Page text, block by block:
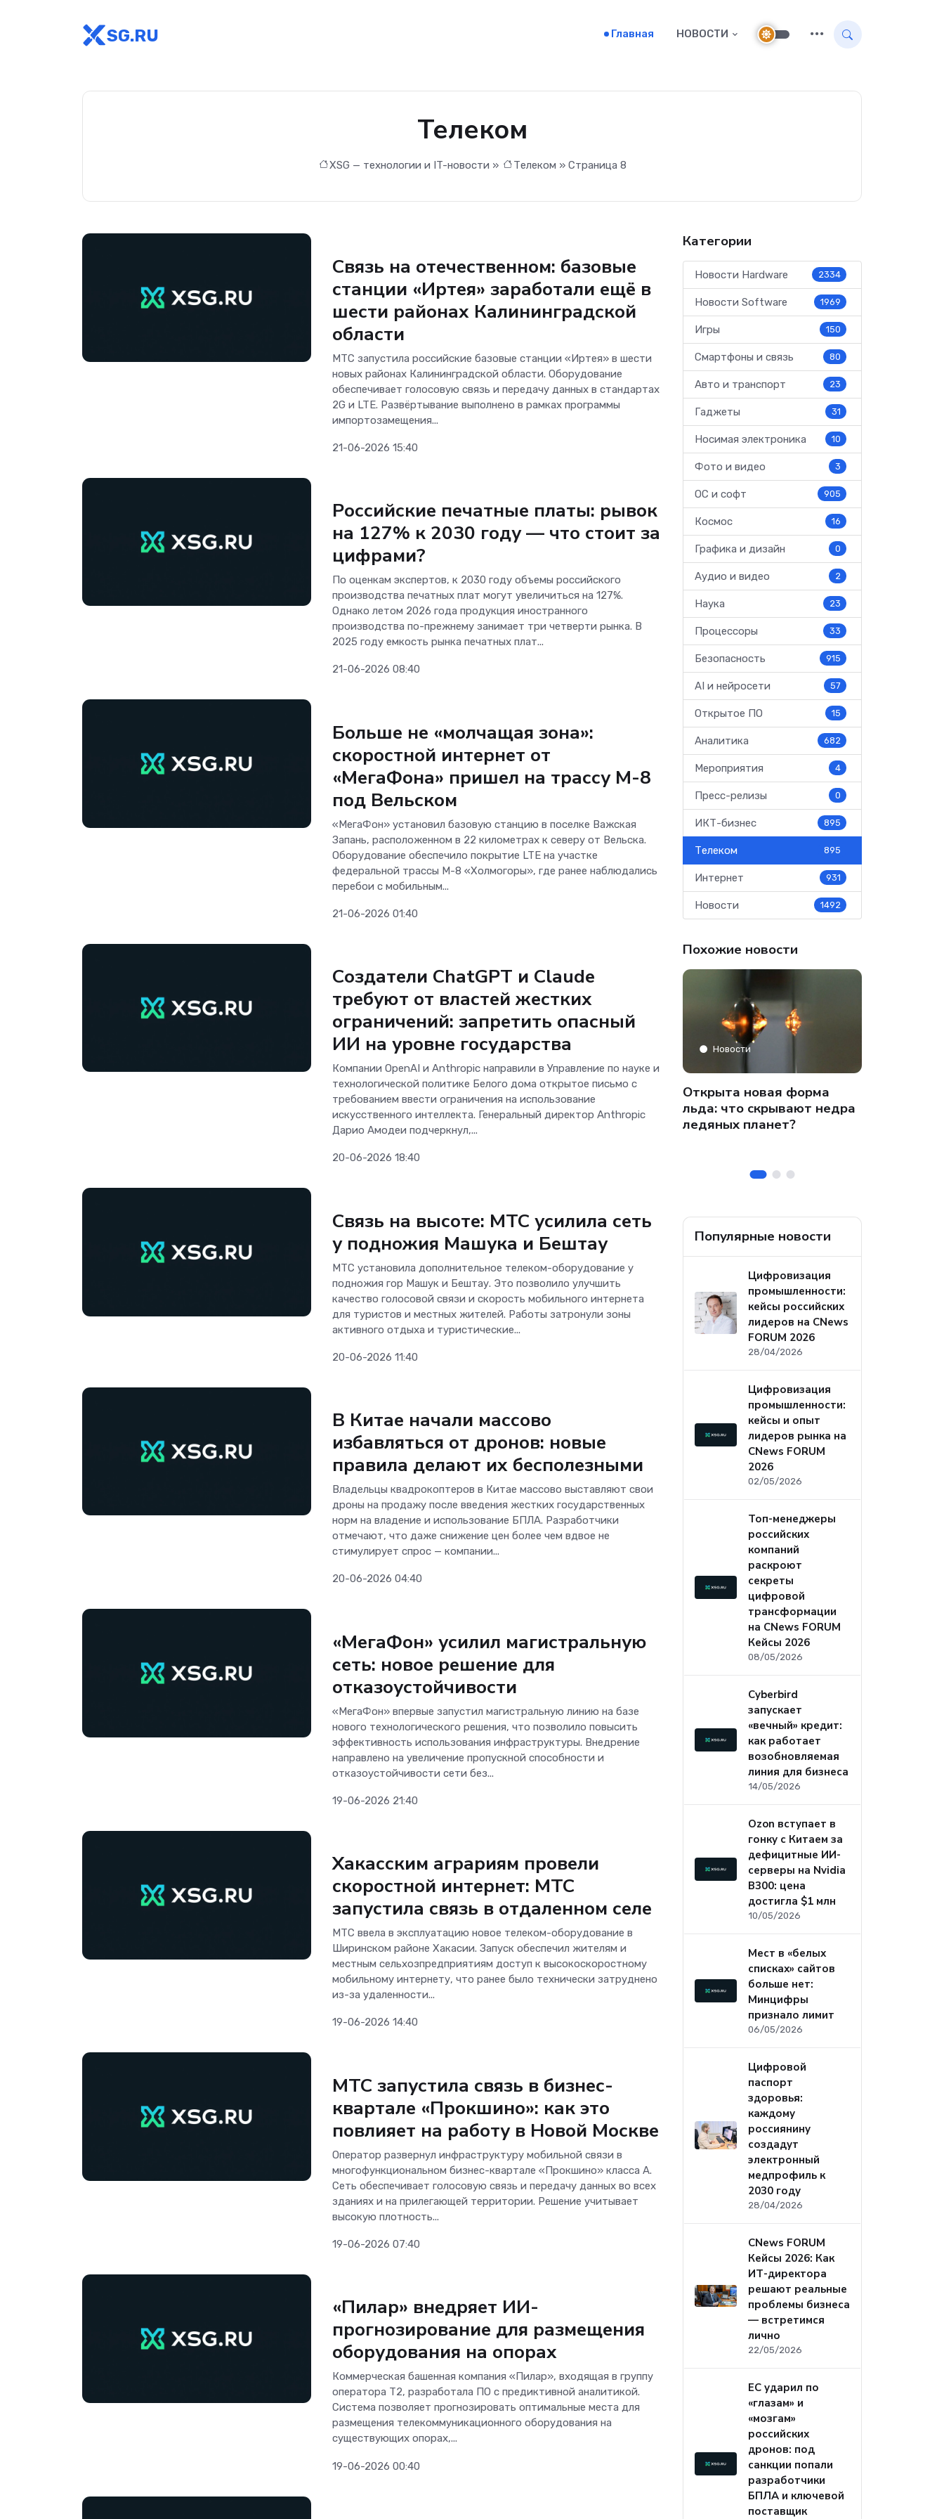
SG.RU Главная НОВОСТИ
Телеком
XSG — технологии и IT-новости » Телеком » Страница 8
Связь на отечественном: базовые
станции «Иртея» заработали ещё в
шести районах Калининградской
области
МТС запустила российские базовые станции «Иртея» в шести
новых районах Калининградской области. Оборудование
обеспечивает голосовую связь и передачу данных в стандартах
2G и LTE. Развёртывание выполнено в рамках программы
импортозамещения...
21-06-2026 15:40
Российские печатные платы: рывок
на 127% к 2030 году — что стоит за
цифрами?
По оценкам экспертов, к 2030 году объемы российского
производства печатных плат могут увеличиться на 127%.
Однако летом 2026 года продукция иностранного
производства по-прежнему занимает три четверти рынка. В
2025 году емкость рынка печатных плат...
21-06-2026 08:40
Больше не «молчащая зона»:
скоростной интернет от
«МегаФона» пришел на трассу М-8
под Вельском
«МегаФон» установил базовую станцию в поселке Важская
Запань, расположенном в 22 километрах к северу от Вельска.
Оборудование обеспечило покрытие LTE на участке
федеральной трассы М-8 «Холмогоры», где ранее наблюдались
перебои с мобильным...
21-06-2026 01:40
Создатели ChatGPT и Claude
требуют от властей жестких
ограничений: запретить опасный
ИИ на уровне государства
Компании OpenAI и Anthropic направили в Управление по науке и
технологической политике Белого дома открытое письмо с
требованием ввести ограничения на использование
искусственного интеллекта. Генеральный директор Anthropic
Дарио Амодеи подчеркнул,...
20-06-2026 18:40
Связь на высоте: МТС усилила сеть
у подножия Машука и Бештау
МТС установила дополнительное телеком-оборудование у
подножия гор Машук и Бештау. Это позволило улучшить
качество голосовой связи и скорость мобильного интернета
для туристов и местных жителей. Работы затронули зоны
активного отдыха и туристические...
20-06-2026 11:40
В Китае начали массово
избавляться от дронов: новые
правила делают их бесполезными
Владельцы квадрокоптеров в Китае массово выставляют свои
дроны на продажу после введения жестких государственных
норм на владение и использование БПЛА. Разработчики
отмечают, что даже снижение цен более чем вдвое не
стимулирует спрос — компании...
20-06-2026 04:40
«МегаФон» усилил магистральную
сеть: новое решение для
отказоустойчивости
«МегаФон» впервые запустил магистральную линию на базе
нового технологического решения, что позволило повысить
эффективность использования инфраструктуры. Внедрение
направлено на увеличение пропускной способности и
отказоустойчивости сети без...
19-06-2026 21:40
Хакасским аграриям провели
скоростной интернет: МТС
запустила связь в отдаленном селе
МТС ввела в эксплуатацию новое телеком-оборудование в
Ширинском районе Хакасии. Запуск обеспечил жителям и
местным сельхозпредприятиям доступ к высокоскоростному
мобильному интернету, что ранее было технически затруднено
из-за удаленности...
19-06-2026 14:40
МТС запустила связь в бизнес-
квартале «Прокшино»: как это
повлияет на работу в Новой Москве
Оператор развернул инфраструктуру мобильной связи в
многофункциональном бизнес-квартале «Прокшино» класса А.
Сеть обеспечивает голосовую связь и передачу данных во всех
зданиях и на прилегающей территории. Решение учитывает
высокую плотность...
19-06-2026 07:40
«Пилар» внедряет ИИ-
прогнозирование для размещения
оборудования на опорах
Коммерческая башенная компания «Пилар», входящая в группу
оператора Т2, разработала ПО с предиктивной аналитикой.
Система позволяет прогнозировать оптимальные места для
размещения телекоммуникационного оборудования на
существующих опорах,...
19-06-2026 00:40
Категории
Новости Hardware 2334
Новости Software 1969
Игры 150
Смартфоны и связь 80
Авто и транспорт 23
Гаджеты 31
Носимая электроника 10
Фото и видео 3
ОС и софт 905
Космос 16
Графика и дизайн 0
Аудио и видео 2
Наука 23
Процессоры 33
Безопасность 915
AI и нейросети 57
Открытое ПО 15
Аналитика 682
Мероприятия 4
Пресс-релизы 0
ИКТ-бизнес 895
Телеком 895
Интернет 931
Новости 1492
Похожие новости
Телеком
Больше не «ловите» только
на вокзалах: «МегаФон»
прокачал интернет на
Новости
Открыта новая форма
льда: что скрывают недра
ледяных планет?
Популярные новости
Цифровизация
промышленности:
кейсы российских
лидеров на CNews
FORUM 2026
28/04/2026
Цифровизация
промышленности:
кейсы и опыт
лидеров рынка на
CNews FORUM
2026
02/05/2026
Топ-менеджеры
российских
компаний
раскроют
секреты
цифровой
трансформации
на CNews FORUM
Кейсы 2026
08/05/2026
Cyberbird
запускает
«вечный» кредит:
как работает
возобновляемая
линия для бизнеса
14/05/2026
Ozon вступает в
гонку с Китаем за
дефицитные ИИ-
серверы на Nvidia
B300: цена
достигла $1 млн
10/05/2026
Мест в «белых
списках» сайтов
больше нет:
Минцифры
признало лимит
06/05/2026
Цифровой
паспорт
здоровья:
каждому
россиянину
создадут
электронный
медпрофиль к
2030 году
28/04/2026
CNews FORUM
Кейсы 2026: Как
ИТ-директора
решают реальные
проблемы бизнеса
— встретимся
лично
22/05/2026
ЕС ударил по
«глазам» и
«мозгам»
российских
дронов: под
санкции попали
разработчики
БПЛА и ключевой
поставщик